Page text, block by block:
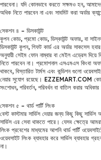
পারবেনা। যদি কোনভাবে করতে সক্ষমও হন,
অধিক নিতে পারবেন না এবং সাবমিট করা অর্ডার
সেকশন ৪ – ডিসকাউন্ট
কুপন কোড, প্রমো কোড, ডিস্কাউন্ট অফার, বা
ডিসকাউন্ট কুপন, গিফট কার্ড এর অর্ডার সাকসেস
অনুযায়ী সেইম ফোন নাম্বার বা মেইল এড্রেস দিয়ে
নিতে পারবেন না। প্রমোশনাল এসএমএস কিংবা
থাকবে, বিস্তারিত টার্মস এবং কন্ডিশন গুলো
নেয়ার সুযোগ রয়েছে। EZZEMART.COM
সংশোধন, পরিবর্তন, পরিবর্ধন বা বাতিল করার অধিকার
সেকশন ৫ – থার্ড পার্টি লিংক
বেস্ট কাস্টমার সার্ভিস দেয়ার জন্য কিছু কিছু
সার্ভিস এর সেবা থাকতে পারে। যেসব ক্ষেত্রে
লিংক প্রবেশের মাধ্যমের আপনি থার্ড পার্টি
ওয়েবসাইট লিংক ব্যাবহার করে সার্ভিস ব্যাবহার
না।